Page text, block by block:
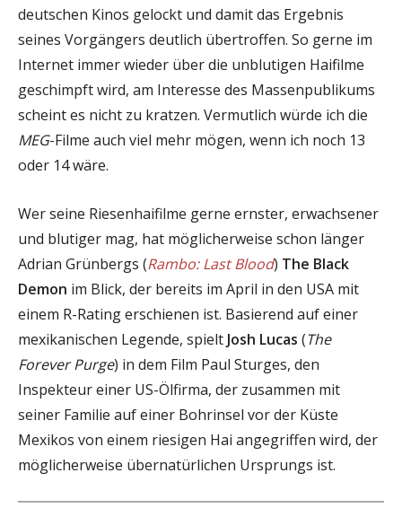
deutschen Kinos gelockt und damit das Ergebnis
seines Vorgängers deutlich übertroffen. So gerne im
Internet immer wieder über die unblutigen Haifilme
geschimpft wird, am Interesse des Massenpublikums
scheint es nicht zu kratzen. Vermutlich würde ich die
MEG-Filme auch viel mehr mögen, wenn ich noch 13
oder 14 wäre.
Wer seine Riesenhaifilme gerne ernster, erwachsener
und blutiger mag, hat möglicherweise schon länger
Adrian Grünbergs (Rambo: Last Blood) The Black
Demon im Blick, der bereits im April in den USA mit
einem R-Rating erschienen ist. Basierend auf einer
mexikanischen Legende, spielt Josh Lucas (The
Forever Purge) in dem Film Paul Sturges, den
Inspekteur einer US-Ölfirma, der zusammen mit
seiner Familie auf einer Bohrinsel vor der Küste
Mexikos von einem riesigen Hai angegriffen wird, der
möglicherweise übernatürlichen Ursprungs ist.